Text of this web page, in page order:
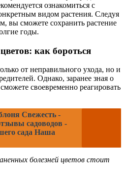
ознакомиться с
видом растения. Следуя
вы сможете сохранить растение
годы.
как бороться
от неправильного ухода, но и
Однако, заранее зная о
своевременно реагировать
Свежесть -
садоводов -
сада Наша
болезней цветов стоит